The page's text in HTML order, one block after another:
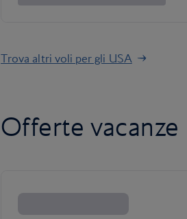
Trova altri voli per gli USA
Offerte vacanze